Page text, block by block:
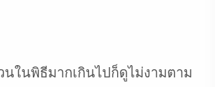
ในพิธีมากเกินไปก็ดูไม่งามตาม